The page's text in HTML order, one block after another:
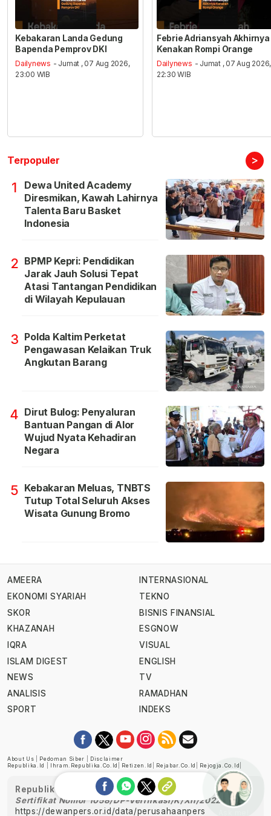
Kebakaran Landa Gedung
Bapenda Pemprov DKI
Dailynews - Jumat , 07 Aug 2026,
23:00 WIB
Febrie Adriansyah Akhirnya
Kenakan Rompi Orange
Dailynews - Jumat , 07 Aug 2026,
22:30 WIB
Terpopuler >
1
Dewa United Academy
Diresmikan, Kawah Lahirnya
Talenta Baru Basket
Indonesia
2 BPMP Kepri: Pendidikan
Jarak Jauh Solusi Tepat
Atasi Tantangan Pendidikan
di Wilayah Kepulauan
3 Polda Kaltim Perketat
Pengawasan Kelaikan Truk
Angkutan Barang
4 Dirut Bulog: Penyaluran
Bantuan Pangan di Alor
Wujud Nyata Kehadiran
Negara
5 Kebakaran Meluas, TNBTS
Tutup Total Seluruh Akses
Wisata Gunung Bromo
AMEERA
EKONOMI SYARIAH
SKOR
KHAZANAH
IQRA
ISLAM DIGEST
NEWS
ANALISIS
SPORT
INTERNASIONAL
TEKNO
BISNIS FINANSIAL
ESGNOW
VISUAL
ENGLISH
TV
RAMADHAN
INDEKS
About Us Pedoman Siber
Disclaimer
Republika.id
Ihram.republika.co.id Retizen.id Rejabar.co.id Rejogja.co.id
Republika telah diverifikasi oleh Dewan Pers
Sertifikat Nomor 1058/DP-Verifikasi/K/XII/2022
https://dewanpers.or.id/data/perusahaanpers